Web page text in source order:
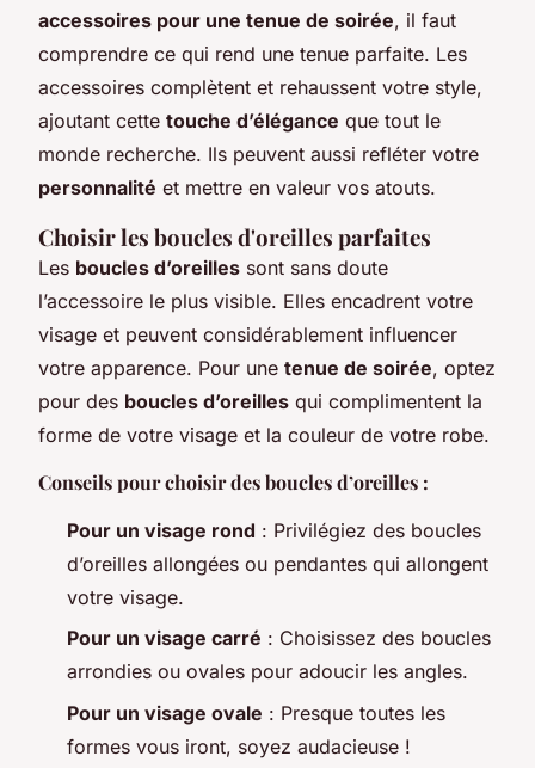
accessoires pour une tenue de soirée, il faut
comprendre ce qui rend une tenue parfaite. Les
accessoires complètent et rehaussent votre style,
ajoutant cette touche d’élégance que tout le
monde recherche. Ils peuvent aussi refléter votre
personnalité et mettre en valeur vos atouts.
Choisir les boucles d'oreilles parfaites
Les boucles d’oreilles sont sans doute
l’accessoire le plus visible. Elles encadrent votre
visage et peuvent considérablement influencer
votre apparence. Pour une tenue de soirée, optez
pour des boucles d’oreilles qui complimentent la
forme de votre visage et la couleur de votre robe.
Conseils pour choisir des boucles d’oreilles :
Pour un visage rond : Privilégiez des boucles
d’oreilles allongées ou pendantes qui allongent
votre visage.
Pour un visage carré : Choisissez des boucles
arrondies ou ovales pour adoucir les angles.
Pour un visage ovale : Presque toutes les
formes vous iront, soyez audacieuse !